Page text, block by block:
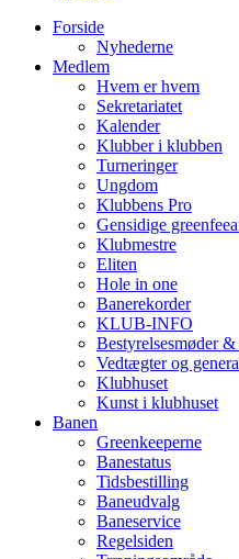
Forside
Nyhederne
Medlem
Hvem er hvem
Sekretariatet
Kalender
Klubber i klubben
Turneringer
Ungdom
Klubbens Pro
Gensidige
Klubmestre
Eliten
Hole in one
Banerekorder
KLUB-INFO
Bestyrelsesmøder &
Vedtægter og
Klubhuset
Kunst i klubhuset
Banen
Greenkeeperne
Banestatus
Tidsbestilling
Baneudvalg
Baneservice
Regelsiden